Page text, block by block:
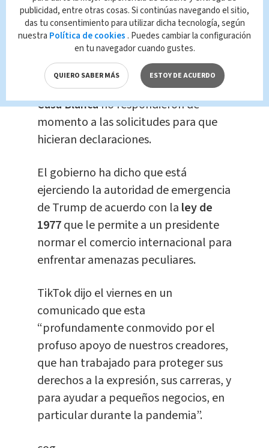
expresión”, dijo la abogada de los
demandantes, Ambika Kumar Doran,
en una declaración preparada.
ElDepartamento de Comercio y la
Casa Blancano respondieron de
momento a las solicitudes para que
hicieran declaraciones.
El gobierno ha dicho que está
ejerciendo la autoridad de emergencia
de Trump de acuerdo con la ley de
1977que le permite a un presidente
normar el comercio internacional para
enfrentar amenazas peculiares.
TikTok dijo el viernes en un
comunicado que esta
“profundamente conmovido por el
profuso apoyo de nuestros creadores,
que han trabajado para proteger sus
derechos a la expresión, sus carreras, y
para ayudar a pequeños negocios, en
particular durante la pandemia”.
publicidad, entre otras cosas. Si continúas navegando el sitio,
das tu consentimiento para utilizar dicha tecnología, según
nuestra Política de cookies . Puedes cambiar la configuración
en tu navegador cuando gustes.
QUIERO SABER MÁS ESTOY DE ACUERDO